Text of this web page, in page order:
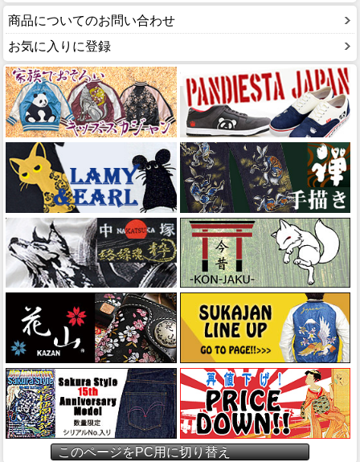
商品についてのお問い合わせ
お気に入りに登録
このページをPC用に切り替え